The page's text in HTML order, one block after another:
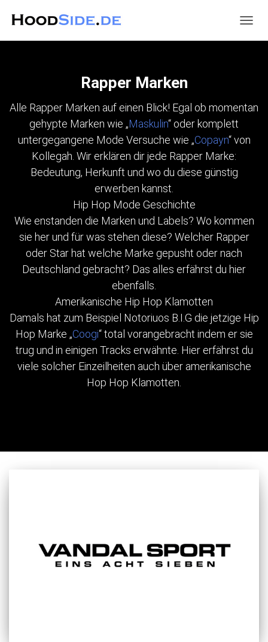
Rapper Marken
Alle Rapper Marken auf einen Blick! Egal ob momentan
gehypte Marken wie „Maskulin“ oder komplett
untergegangene Mode Versuche wie „Copayn“ von
Kollegah. Wir erklären dir jede Rapper Marke:
Bedeutung, Herkunft und wo du diese günstig
erwerben kannst.
Hip Hop Mode Geschichte
Wie enstanden die Marken und Labels? Wo kommen
sie her und für was stehen diese? Welcher Rapper
oder Star hat welche Marke gepusht oder nach
Deutschland gebracht? Das alles erfährst du hier
ebenfalls.
Amerikanische Hip Hop Klamotten
Damals hat zum Beispiel Notoriuos B.I.G die jetzige Hip
Hop Marke „Coogi“ total vorangebracht indem er sie
trug und in einigen Tracks erwähnte. Hier erfährst du
viele solcher Einzeilheiten auch über amerikanische
Hop Hop Klamotten.